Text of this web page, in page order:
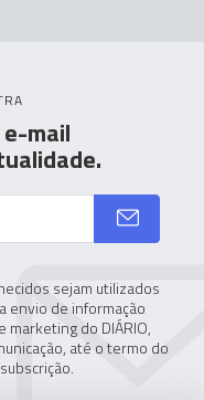
mail
sejam utilizados
envio de informação
marketing do DIÁRIO,
até o termo do